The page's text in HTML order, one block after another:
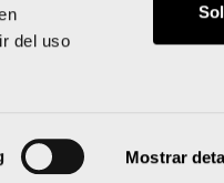
del uso
Mostrar